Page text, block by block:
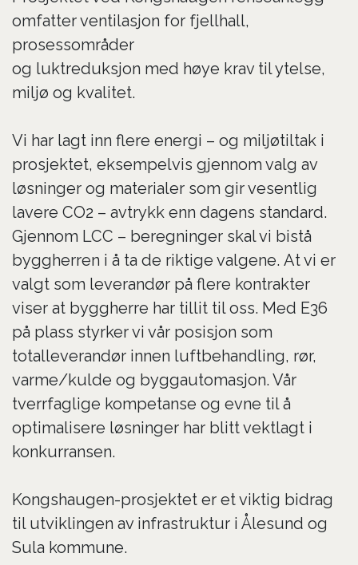
omfatter ventilasjon for fjellhall,
prosessområder
og luktreduksjon med høye krav til ytelse,
miljø og kvalitet.
Vi har lagt inn flere energi – og miljøtiltak i
prosjektet, eksempelvis gjennom valg av
løsninger og materialer som gir vesentlig
lavere CO2 – avtrykk enn dagens standard.
Gjennom LCC – beregninger skal vi bistå
byggherren i å ta de riktige valgene. At vi er
valgt som leverandør på flere kontrakter
viser at byggherre har tillit til oss. Med E36
på plass styrker vi vår posisjon som
totalleverandør innen luftbehandling, rør,
varme/kulde og byggautomasjon. Vår
tverrfaglige kompetanse og evne til å
optimalisere løsninger har blitt vektlagt i
konkurransen.
Kongshaugen-prosjektet er et viktig bidrag
til utviklingen av infrastruktur i Ålesund og
Sula kommune.